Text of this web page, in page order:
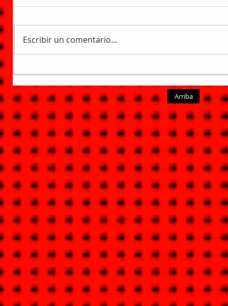
Escribir un comentario...
Arriba